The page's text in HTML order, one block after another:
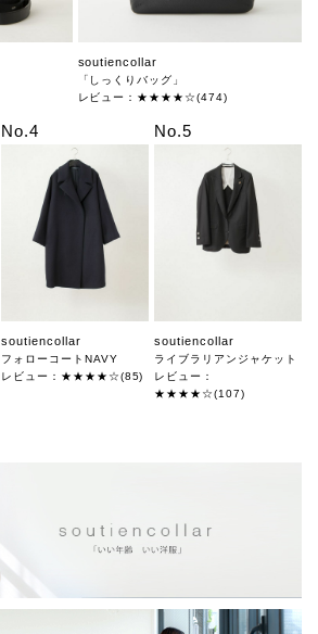
soutiencollar
「しっくりバッグ」
レビュー：★★★★☆(474)
No.4
soutiencollar
フォローコートNAVY
レビュー：★★★★☆(85)
No.5
soutiencollar
ライブラリアンジャケット
レビュー：
★★★★☆(107)